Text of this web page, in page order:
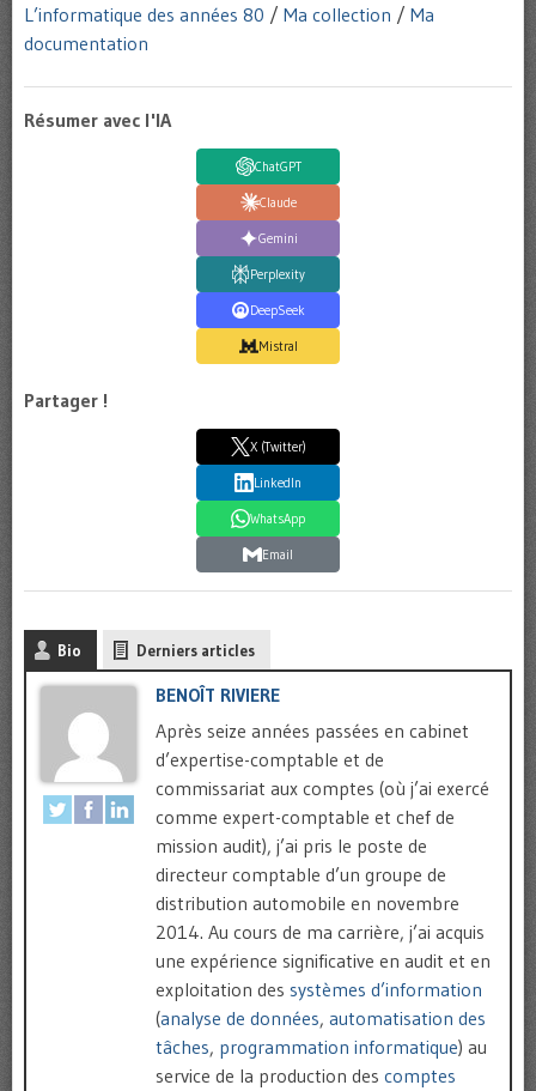
L’informatique des années 80 / Ma collection / Ma
documentation
Résumer avec l'IA
ChatGPT
Claude
Gemini
Perplexity
DeepSeek
Mistral
Partager !
X (Twitter)
LinkedIn
WhatsApp
Email
Bio Derniers articles
BENOÎT RIVIERE
Après seize années passées en cabinet
d’expertise-comptable et de
commissariat aux comptes (où j’ai exercé
comme expert-comptable et chef de
mission audit), j’ai pris le poste de
directeur comptable d’un groupe de
distribution automobile en novembre
2014. Au cours de ma carrière, j’ai acquis
une expérience significative en audit et en
exploitation des systèmes d’information
(analyse de données, automatisation des
tâches, programmation informatique) au
service de la production des comptes